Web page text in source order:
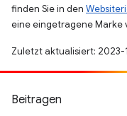
finden Sie in den
eine eingetragene Marke
Zuletzt aktualisiert: 2023-
Beitragen